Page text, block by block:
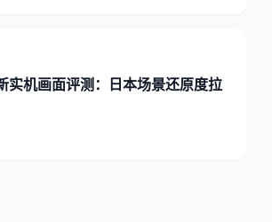
实机画面评测：日本场景还原度拉